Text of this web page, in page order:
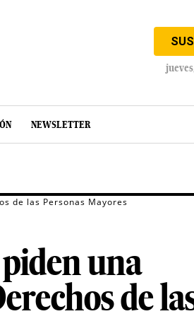
NEWSLETTER
de las Personas Mayores
una
de